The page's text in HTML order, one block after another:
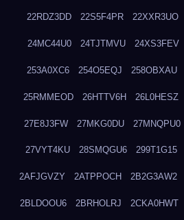
22RDZ3DD 22S5F4PR 22XXR3UO
24MC44U0 24TJTMVU 24XS3FEV
253A0XC6 254O5EQJ 258OBXAU
25RMMEOD 26HTTV6H 26L0HESZ
27E8J3FW 27MKG0DU 27MNQPU0
27VYT4KU 28SMQGU6 299T1G15
2AFJGVZY 2ATPPOCH 2B2G3AW2
2BLDOOU6 2BRHOLRJ 2CKA0HWT